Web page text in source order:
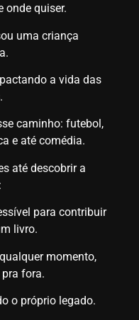
onde quiser.
uma criança
a vida das
caminho: futebol,
e até comédia.
até descobrir a
para contribuir
livro.
momento,
fora.
o próprio legado.